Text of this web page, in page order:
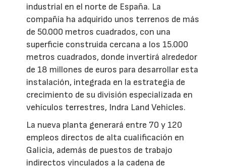
industrial en el norte de España. La
compañía ha adquirido unos terrenos de más
de 50.000 metros cuadrados, con una
superficie construida cercana a los 15.000
metros cuadrados, donde invertirá alrededor
de 18 millones de euros para desarrollar esta
instalación, integrada en la estrategia de
crecimiento de su división especializada en
vehículos terrestres, Indra Land Vehicles.
La nueva planta generará entre 70 y 120
empleos directos de alta cualificación en
Galicia, además de puestos de trabajo
indirectos vinculados a la cadena de